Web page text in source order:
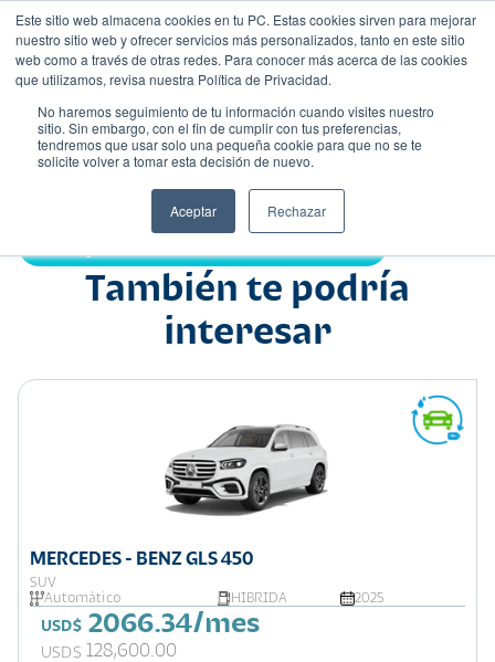
Este sitio web almacena cookies en tu PC. Estas cookies sirven para mejorar
nuestro sitio web y ofrecer servicios más personalizados, tanto en este sitio
web como a través de otras redes. Para conocer más acerca de las cookies
que utilizamos, revisa nuestra Política de Privacidad.
No haremos seguimiento de tu información cuando visites nuestro
sitio. Sin embargo, con el fin de cumplir con tus preferencias,
tendremos que usar solo una pequeña cookie para que no se te
solicite volver a tomar esta decisión de nuevo.
Aceptar Rechazar
Nombre
También te podría
interesar
MERCEDES - BENZ GLS 450
SUV
Automático
HIBRIDA 2025
USD$ 2066.34/mes
USD$ 128,600.00